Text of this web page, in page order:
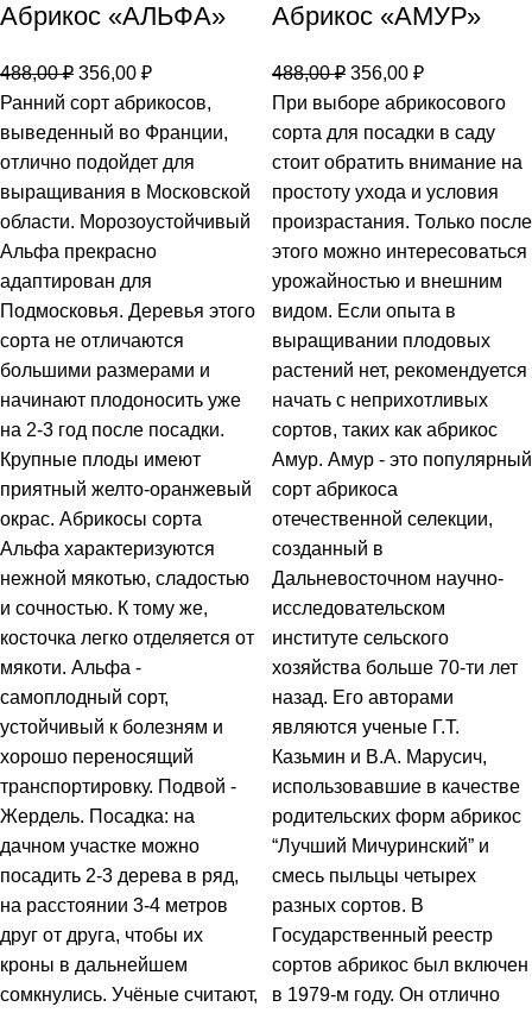
Абрикос «АЛЬФА»
488,00₽ 356,00 ₽
Ранний сорт абрикосов,
выведенный во Франции,
отлично подойдет для
выращивания в Московской
области. Морозоустойчивый
Альфа прекрасно
адаптирован для
Подмосковья. Деревья этого
сорта не отличаются
большими размерами и
начинают плодоносить уже
на 2-3 год после посадки.
Крупные плоды имеют
приятный желто-оранжевый
окрас. Абрикосы сорта
Альфа характеризуются
нежной мякотью, сладостью
и сочностью. К тому же,
косточка легко отделяется от
мякоти. Альфа -
самоплодный сорт,
устойчивый к болезням и
хорошо переносящий
транспортировку. Подвой -
Жердель. Посадка: на
дачном участке можно
посадить 2-3 дерева в ряд,
на расстоянии 3-4 метров
друг от друга, чтобы их
кроны в дальнейшем
сомкнулись. Учёные считают,
Абрикос «АМУР»
488,00₽ 356,00 ₽
При выборе абрикосового
сорта для посадки в саду
стоит обратить внимание на
простоту ухода и условия
произрастания. Только после
этого можно интересоваться
урожайностью и внешним
видом. Если опыта в
выращивании плодовых
растений нет, рекомендуется
начать с неприхотливых
сортов, таких как абрикос
Амур. Амур - это популярный
сорт абрикоса
отечественной селекции,
созданный в
Дальневосточном научно-
исследовательском
институте сельского
хозяйства больше 70-ти лет
назад. Его авторами
являются ученые Г.Т.
Казьмин и В.А. Марусич,
использовавшие в качестве
родительских форм абрикос
“Лучший Мичуринский” и
смесь пыльцы четырех
разных сортов. В
Государственный реестр
сортов абрикос был включен
в 1979-м году. Он отлично